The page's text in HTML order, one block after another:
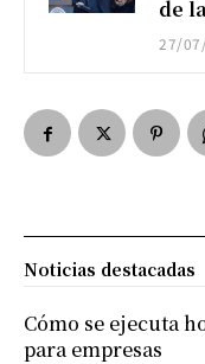
de
27/
Noticias destacadas
Cómo se ejecuta
para empresas